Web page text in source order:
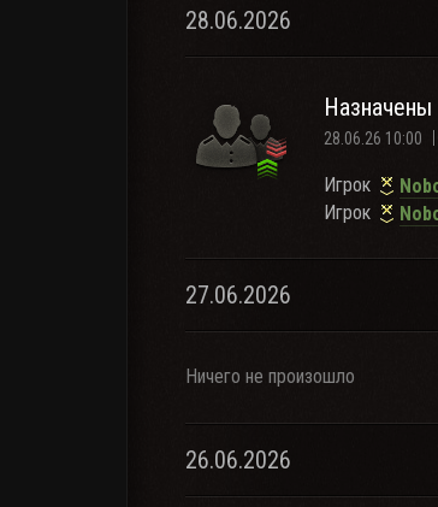
28.06.2026
28.06.26 10:00
Игрок
Игрок
27.06.2026
Ничего не произошло
26.06.2026